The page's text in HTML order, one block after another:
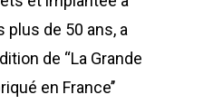
plus de 50 ans, a
de “La Grande
en France’’